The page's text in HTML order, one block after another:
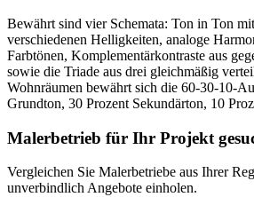
Bewährt sind vier Schemata: Ton in Ton
verschiedenen Helligkeiten, analoge
Farbtönen, Komplementärkontraste aus
sowie die Triade aus drei gleichmäßig
Wohnräumen bewährt sich die 60-30-10-
Grundton, 30 Prozent Sekundärton, 10
Malerbetrieb für Ihr Projekt
Vergleichen Sie Malerbetriebe aus Ihrer
unverbindlich Angebote einholen.